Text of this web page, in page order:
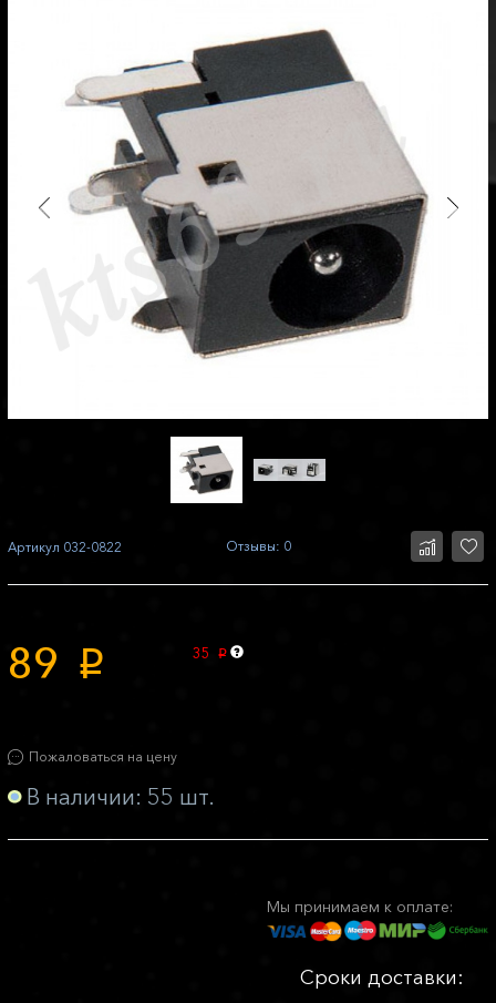
Артикул 032-0822 Отзывы: 0
89 p 35 p
Пожаловаться на цену
В наличии: 55 шт.
Мы принимаем к оплате:
Сроки доставки: